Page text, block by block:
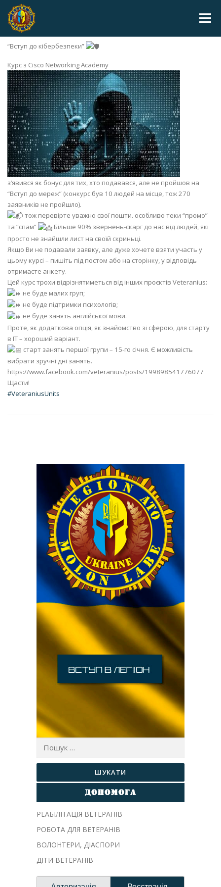
Skip to content
Menu
Курс з Cisco Networking Academy
“Вступ до кібербезпеки”
Курс з Cisco Networking Academy
з’явився як бонус для тих, хто подавався, але не пройшов на
“Вступ до мереж” (конкурс був 10 людей на місце, тож 270
заявників не пройшло).
тож перевірте уважно свої пошти. особливо теки “промо”
та “спам”
Більше 90% звернень-скарг до нас від людей, які
просто не знайшли лист на своїй скриньці.
Якщо Ви не подавали заявку, але дуже хочете взяти участь у
цьому курсі – пишіть під постом або на сторінку, у відповідь
отримаєте анкету.
Цей курс трохи відрізнятиметься від інших проєктів Veteranius:
не буде малих груп;
не буде підтримки психологів;
не буде занять англійської мови.
Проте, як додаткова опція, як знайомство зі сферою, для старту
в ІТ – хороший варіант.
старт занять першої групи – 15-го січня. Є можливість
вибрати зручні дні занять.
https://www.facebook.com/veteranius/posts/199898541776077
Щасти!
#VeteraniusUnits
ДОПОМОГА
РЕАБІЛІТАЦІЯ ВЕТЕРАНІВ
РОБОТА ДЛЯ ВЕТЕРАНІВ
ВОЛОНТЕРИ, ДIАСПОРИ
ДІТИ ВЕТЕРАНІВ